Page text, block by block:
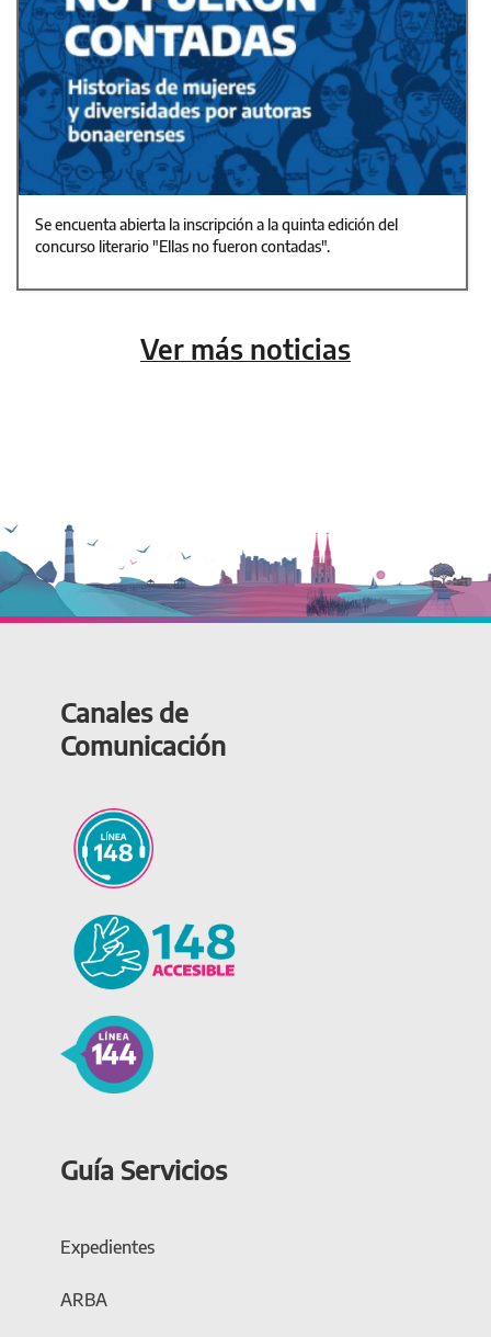
Se encuenta abierta la inscripción a la quinta edición del
concurso literario "Ellas no fueron contadas".
Ver más noticias
Canales de
Comunicación
Guía Servicios
Expedientes
ARBA